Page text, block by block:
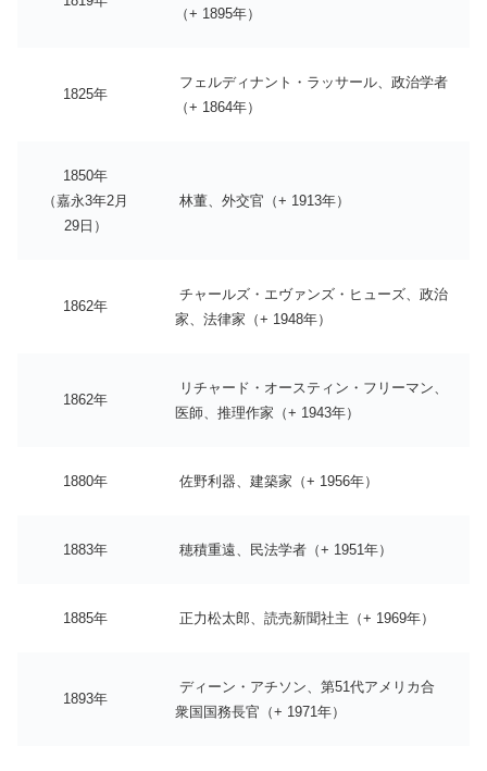
（+ 1895年）
1825年
フェルディナント・ラッサール、政治学者
（+ 1864年）
1850年
（嘉永3年2月
29日）
林董、外交官（+ 1913年）
1862年
チャールズ・エヴァンズ・ヒューズ、政治
家、法律家（+ 1948年）
1862年
リチャード・オースティン・フリーマン、
医師、推理作家（+ 1943年）
1880年 佐野利器、建築家（+ 1956年）
1883年 穂積重遠、民法学者（+ 1951年）
1885年 正力松太郎、読売新聞社主（+ 1969年）
1893年
ディーン・アチソン、第51代アメリカ合
衆国国務長官（+ 1971年）